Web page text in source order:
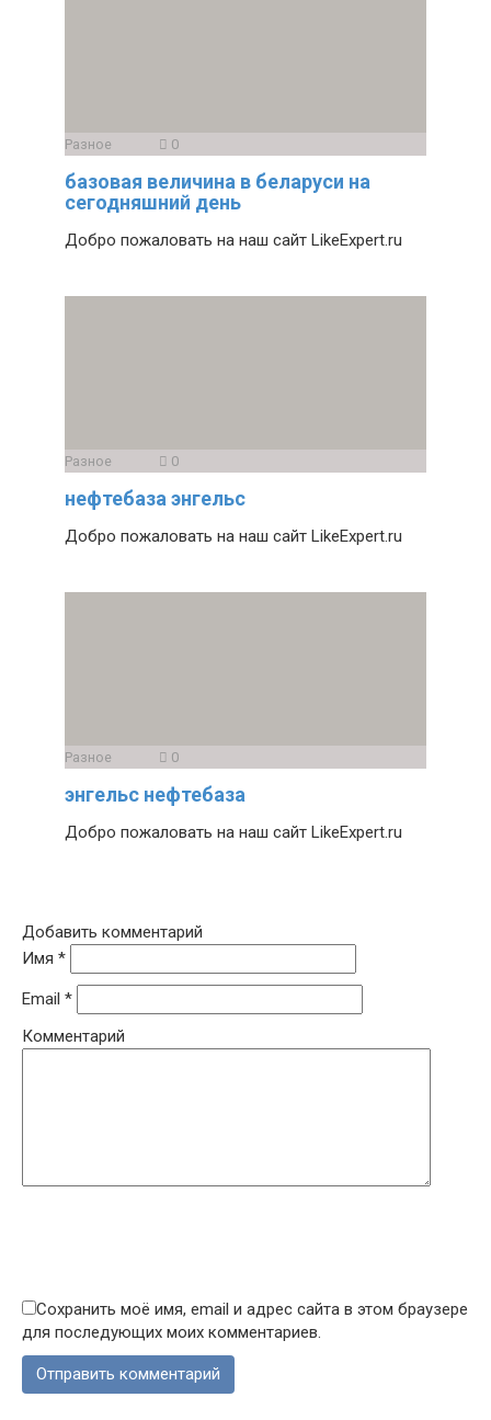
Разное 0
базовая величина в беларуси на
сегодняшний день
Добро пожаловать на наш сайт LikeExpert.ru
Разное 0
нефтебаза энгельс
Добро пожаловать на наш сайт LikeExpert.ru
Разное 0
энгельс нефтебаза
Добро пожаловать на наш сайт LikeExpert.ru
Добавить комментарий
Имя *
Email *
Комментарий
Сохранить моё имя, email и адрес сайта в этом браузере
для последующих моих комментариев.